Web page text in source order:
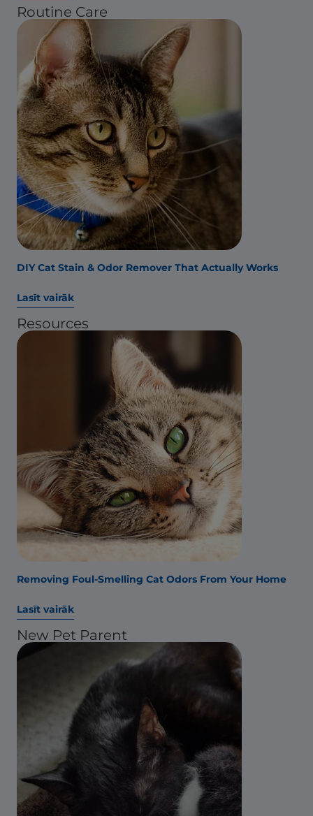
Routine Care
DIY Cat Stain & Odor Remover That Actually Works
Lasīt vairāk
Resources
Removing Foul-Smelling Cat Odors From Your Home
Lasīt vairāk
New Pet Parent